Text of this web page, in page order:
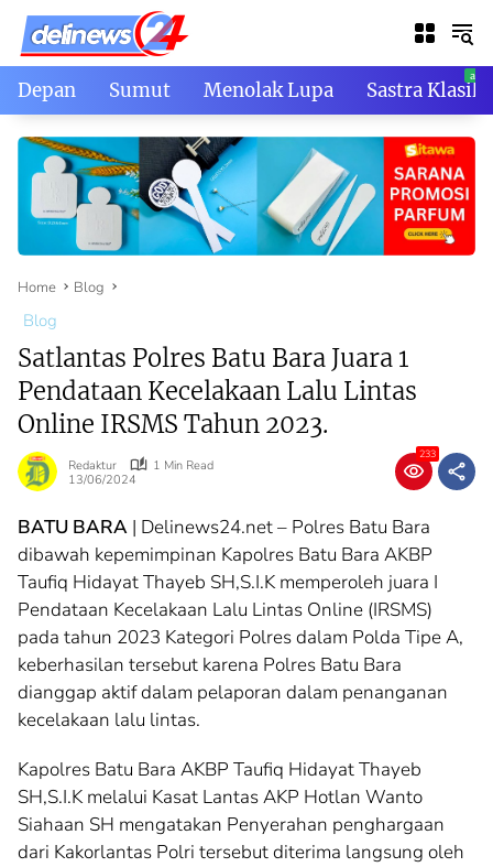
Skip
content
Depan Sumut Menolak Lupa Sastra Klasik
Home Blog
Blog
Satlantas Polres Batu Bara Juara 1
Pendataan Kecelakaan Lalu Lintas
Online IRSMS Tahun 2023.
Redaktur
1 Min Read
13/06/2024
233
BATU BARA | Delinews24.net – Polres Batu Bara
dibawah kepemimpinan Kapolres Batu Bara AKBP
Taufiq Hidayat Thayeb SH,S.I.K memperoleh juara I
Pendataan Kecelakaan Lalu Lintas Online (IRSMS)
pada tahun 2023 Kategori Polres dalam Polda Tipe A,
keberhasilan tersebut karena Polres Batu Bara
dianggap aktif dalam pelaporan dalam penanganan
kecelakaan lalu lintas.
Kapolres Batu Bara AKBP Taufiq Hidayat Thayeb
SH,S.I.K melalui Kasat Lantas AKP Hotlan Wanto
Siahaan SH mengatakan Penyerahan penghargaan
dari Kakorlantas Polri tersebut diterima langsung oleh